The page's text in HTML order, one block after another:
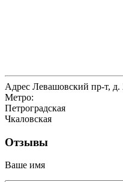
Адрес Левашовский пр-т, д.
Метро:
Петроградская
Чкаловская
Отзывы
Ваше имя